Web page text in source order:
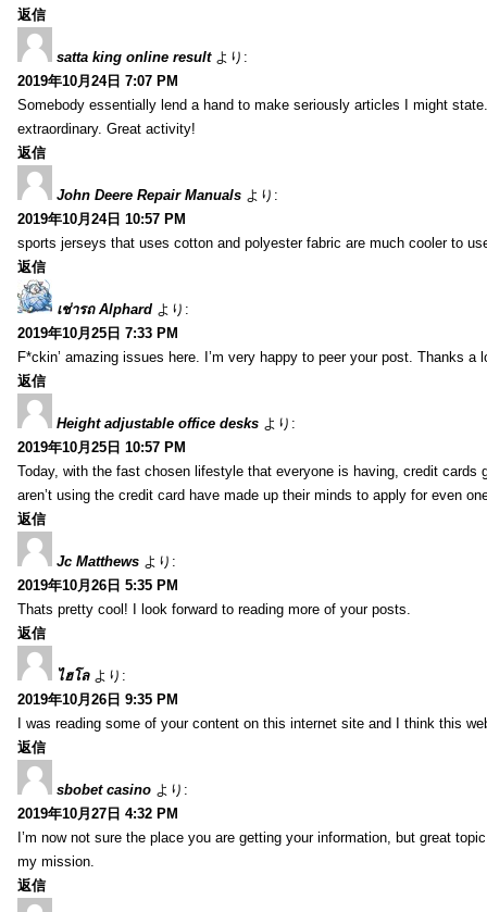
返信
satta king online result より:
2019年10月24日 7:07 PM
Somebody essentially lend a hand to make seriously articles I might
extraordinary. Great activity!
返信
John Deere Repair Manuals より:
2019年10月24日 10:57 PM
sports jerseys that uses cotton and polyester fabric are much cooler to
返信
เช่ารถ Alphard より:
2019年10月25日 7:33 PM
F*ckin’ amazing issues here. I’m very happy to peer your post. Thanks
返信
Height adjustable office desks より:
2019年10月25日 10:57 PM
Today, with the fast chosen lifestyle that everyone is having, credit
aren’t using the credit card have made up their minds to apply for even
返信
Jc Matthews より:
2019年10月26日 5:35 PM
Thats pretty cool! I look forward to reading more of your posts.
返信
ไฮโล より:
2019年10月26日 9:35 PM
I was reading some of your content on this internet site and I think this
返信
sbobet casino より:
2019年10月27日 4:32 PM
I’m now not sure the place you are getting your information, but great
my mission.
返信